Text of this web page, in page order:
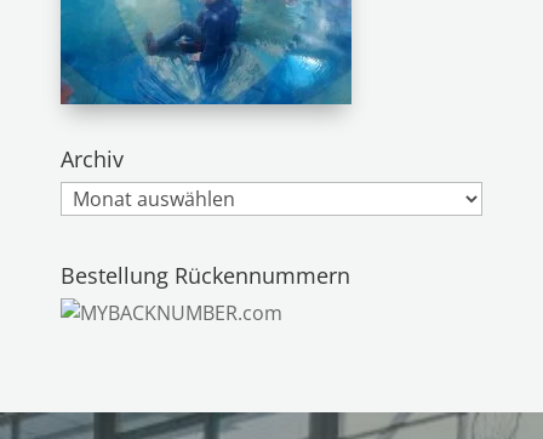
Archiv
Archiv
Bestellung Rückennummern